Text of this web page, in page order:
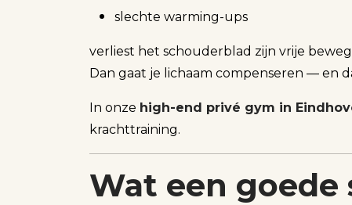
slechte warming-ups
verliest het schouderblad zijn vrije
Dan gaat je lichaam compenseren — en
In onze high-end privé gym in
krachttraining.
Wat een